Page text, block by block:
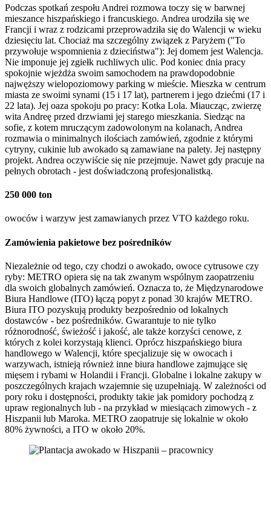
Podczas spotkań zespołu Andrei rozmowa toczy się w barwnej
mieszance hiszpańskiego i francuskiego. Andrea urodziła się we
Francji i wraz z rodzicami przeprowadziła się do Walencji w wieku
dziesięciu lat. Chociaż ma szczególny związek z Paryżem ("To
przywołuje wspomnienia z dzieciństwa"): Jej domem jest Walencja.
Nie imponuje jej zgiełk ruchliwych ulic. Pod koniec dnia pracy
spokojnie wjeżdża swoim samochodem na prawdopodobnie
najwęższy wielopoziomowy parking w mieście. Mieszka w centrum
miasta ze swoimi synami (15 i 17 lat), partnerem i jego dziećmi (17 i
22 lata). Jej oaza spokoju po pracy: Kotka Lola. Miaucząc, zwierzę
wita Andreę przed drzwiami jej starego mieszkania. Siedząc na
sofie, z kotem mruczącym zadowolonym na kolanach, Andrea
rozmawia o minimalnych ilościach zamówień, zgodnie z którymi
cytryny, cukinie lub awokado są zamawiane na palety. Jej następny
projekt. Andrea oczywiście się nie przejmuje. Nawet gdy pracuje na
pełnych obrotach - jest doświadczoną profesjonalistką.
250 000 ton
owoców i warzyw jest zamawianych przez VTO każdego roku.
Zamówienia pakietowe bez pośredników
Niezależnie od tego, czy chodzi o awokado, owoce cytrusowe czy
ryby: METRO opiera się na tak zwanym wspólnym zaopatrzeniu
dla swoich globalnych zamówień. Oznacza to, że Międzynarodowe
Biura Handlowe (ITO) łączą popyt z ponad 30 krajów METRO.
Biura ITO pozyskują produkty bezpośrednio od lokalnych
dostawców - bez pośredników. Gwarantuje to nie tylko
różnorodność, świeżość i jakość, ale także korzyści cenowe, z
których z kolei korzystają klienci. Oprócz hiszpańskiego biura
handlowego w Walencji, które specjalizuje się w owocach i
warzywach, istnieją również inne biura handlowe zajmujące się
mięsem i rybami w Holandii i Francji. Globalne i lokalne zakupy w
poszczególnych krajach wzajemnie się uzupełniają. W zależności od
pory roku i dostępności, produkty takie jak pomidory pochodzą z
upraw regionalnych lub - na przykład w miesiącach zimowych - z
Hiszpanii lub Maroka. METRO zaopatruje się lokalnie w około
80% żywności, a ITO w około 20%.